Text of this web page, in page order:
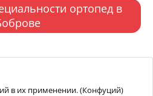
ортопед в
в их применении. (Конфуций)